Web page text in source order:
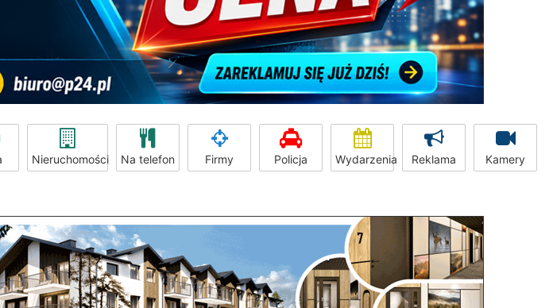
Nieruchomości Na telefon Firmy Policja Wydarzenia Reklama Kamery